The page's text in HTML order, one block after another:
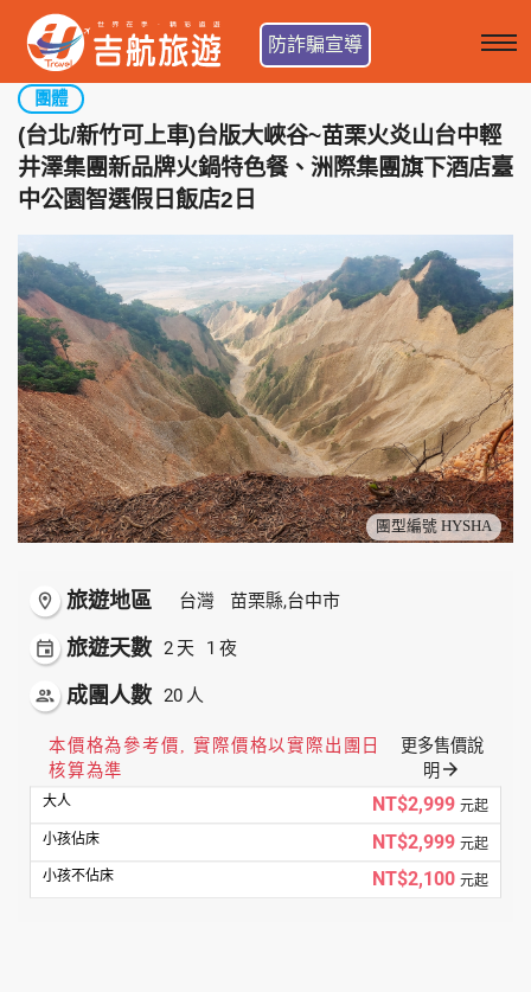
防詐騙宣導
團體
(台北/新竹可上車)台版大峽谷~苗栗火炎山台中輕
井澤集團新品牌火鍋特色餐、洲際集團旗下酒店臺
中公園智選假日飯店2日
團型編號 HYSHA
room 旅遊地區 台灣 苗栗縣,台中市
event 旅遊天數 2 天 1 夜
people 成團人數 20 人
本價格為參考價, 實際價格以實際出團日
核算為準
更多售價說
明 arrow_forward
NT$2,999 元起
NT$2,999 元起
NT$2,100 元起